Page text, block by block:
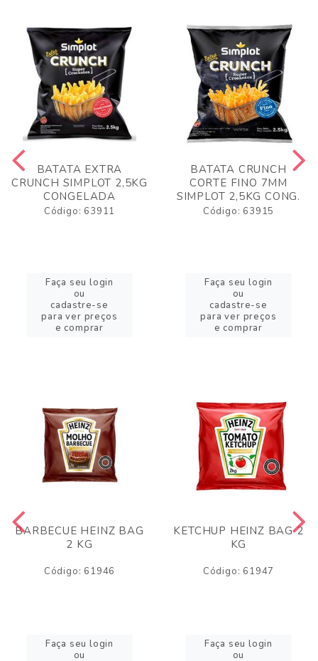
BATATA EXTRA
CRUNCH SIMPLOT 2,5KG
CONGELADA
Código: 63911
Faça seu login
ou
cadastre-se
para ver preços
e comprar
BATATA CRUNCH
CORTE FINO 7MM
SIMPLOT 2,5KG CONG.
Código: 63915
Faça seu login
ou
cadastre-se
para ver preços
e comprar
BARBECUE HEINZ BAG
2 KG
Código: 61946
Faça seu login
ou
KETCHUP HEINZ BAG 2
KG
Código: 61947
Faça seu login
ou